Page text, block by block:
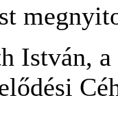
István,